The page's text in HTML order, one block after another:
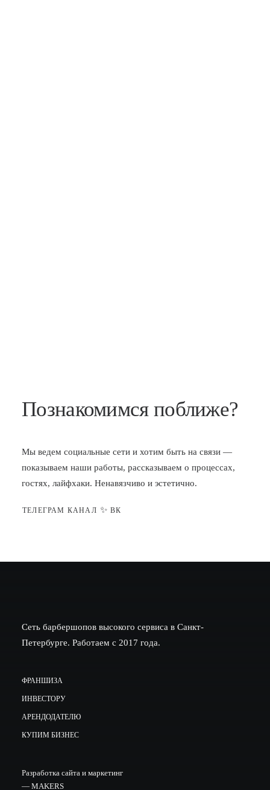
Познакомимся поближе?
Мы ведем социальные сети и хотим быть на связи —
показываем наши работы, рассказываем о процессах,
гостях, лайфхаки. Ненавязчиво и эстетично.
ТЕЛЕГРАМ КАНАЛ ✨ ВК
Сеть барбершопов высокого сервиса в Санкт-
Петербурге. Работаем с 2017 года.
ФРАНШИЗА
ИНВЕСТОРУ
АРЕНДОДАТЕЛЮ
КУПИМ БИЗНЕС
Разработка сайта и маркетинг
— MAKERS